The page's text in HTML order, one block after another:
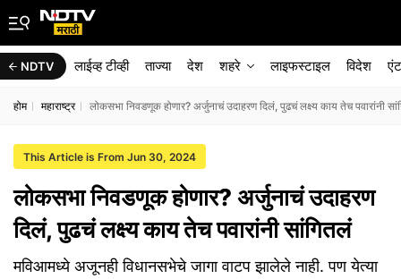
NDTV लाईव्ह टीव्ही ताज्या देश शहरे लाइफस्टाइल विदेश
होम महाराष्ट्र लोकसभा निवडणूक होणार? अर्जुनाचं उदाहरण दिलं, पुढचं लक्ष्य काय तेच पवारांनी
This Article is From Jun 30, 2024
लोकसभा निवडणूक होणार? अर्जुनाचं उदाहरण
दिलं, पुढचं लक्ष्य काय तेच पवारांनी सांगितलं
मविआमध्ये अजूनही विधानसभेचे जागा वाटप झालेले नाही. पण येत्या